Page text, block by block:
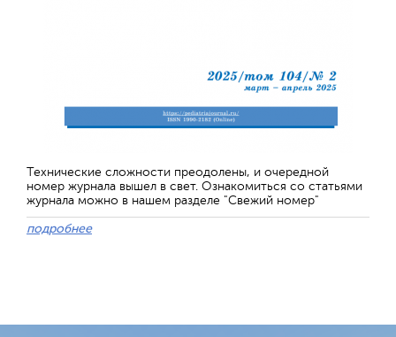
Технические сложности преодолены, и очередной
номер журнала вышел в свет. Ознакомиться со статьями
журнала можно в нашем разделе "Свежий номер"
подробнее